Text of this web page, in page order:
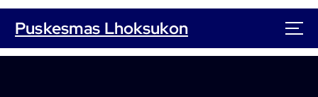
S
p
Puskesmas Lhoksukon